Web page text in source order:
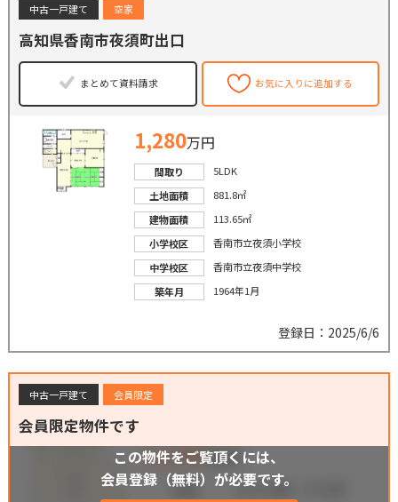
中古一戸建て 空家
高知県香南市夜須町出口
まとめて資料請求 お気に入りに追加する
1,280万円
間取り
5LDK
土地面積
881.8㎡
建物面積
113.65㎡
小学校区
香南市立夜須小学校
中学校区
香南市立夜須中学校
築年月
1964年1月
登録日：2025/6/6
中古一戸建て 会員限定
会員限定物件です
この物件をご覧頂くには、
会員登録（無料）が必要です。